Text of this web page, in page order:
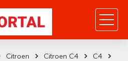
Citroen Citroen C4
C4